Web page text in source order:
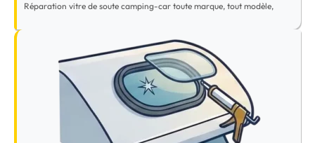
Réparation vitre de soute camping-car toute marque, tout modèle,